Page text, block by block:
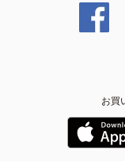
お買